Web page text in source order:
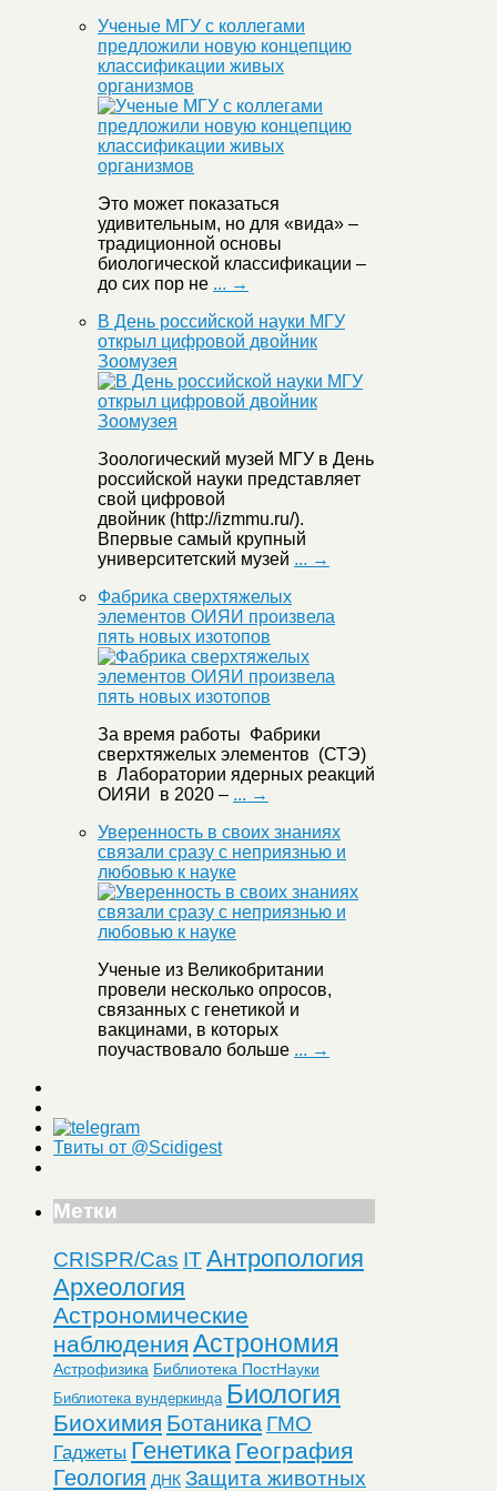
Ученые МГУ с коллегами
предложили новую концепцию
классификации живых
организмов
Это может показаться
удивительным, но для «вида» –
традиционной основы
биологической классификации –
до сих пор не ... →
В День российской науки МГУ
открыл цифровой двойник
Зоомузея
Зоологический музей МГУ в День
российской науки представляет
свой цифровой
двойник (http://izmmu.ru/).
Впервые самый крупный
университетский музей ... →
Фабрика сверхтяжелых
элементов ОИЯИ произвела
пять новых изотопов
За время работы Фабрики
сверхтяжелых элементов (СТЭ)
в Лаборатории ядерных реакций
ОИЯИ в 2020 – ... →
Уверенность в своих знаниях
связали сразу с неприязнью и
любовью к науке
Ученые из Великобритании
провели несколько опросов,
связанных с генетикой и
вакцинами, в которых
поучаствовало больше ... →
Твиты от @Scidigest
Метки
CRISPR/Cas ITАнтропология
Археология
Астрономические
наблюдения Астрономия
Астрофизика Библиотека ПостНауки
Библиотека вундеркинда Биология
Биохимия Ботаника ГМО
Гаджеты Генетика География
Геология ДНК Защита животных